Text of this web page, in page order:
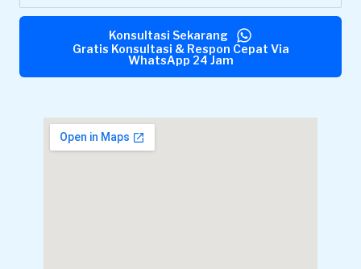
Konsultasi Sekarang
Gratis Konsultasi & Respon Cepat Via
WhatsApp 24 Jam